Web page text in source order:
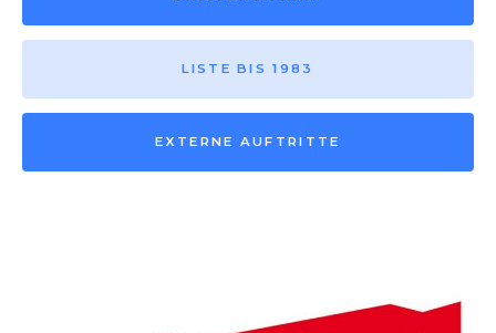
LISTE BIS 1983
EXTERNE AUFTRITTE